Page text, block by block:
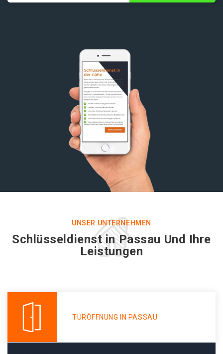
UNSER UNTERNEHMEN
Schlüsseldienst in Passau Und Ihre
Leistungen
TÜRÖFFNUNG IN PASSAU